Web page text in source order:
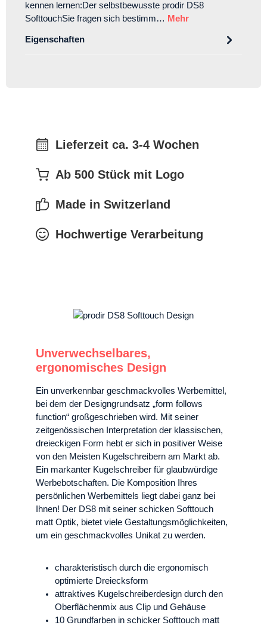
kennen lernen:Der selbstbewusste prodir DS8
SofttouchSie fragen sich bestimm… Mehr
Eigenschaften
Lieferzeit ca. 3-4 Wochen
Ab 500 Stück mit Logo
Made in Switzerland
Hochwertige Verarbeitung
Unverwechselbares,
ergonomisches Design
Ein unverkennbar geschmackvolles Werbemittel,
bei dem der Designgrundsatz „form follows
function“ großgeschrieben wird. Mit seiner
zeitgenössischen Interpretation der klassischen,
dreieckigen Form hebt er sich in positiver Weise
von den Meisten Kugelschreibern am Markt ab.
Ein markanter Kugelschreiber für glaubwürdige
Werbebotschaften. Die Komposition Ihres
persönlichen Werbemittels liegt dabei ganz bei
Ihnen! Der DS8 mit seiner schicken Softtouch
matt Optik, bietet viele Gestaltungsmöglichkeiten,
um ein geschmackvolles Unikat zu werden.
charakteristisch durch die ergonomisch
optimierte Dreiecksform
attraktives Kugelschreiberdesign durch den
Oberflächenmix aus Clip und Gehäuse
10 Grundfarben in schicker Softtouch matt